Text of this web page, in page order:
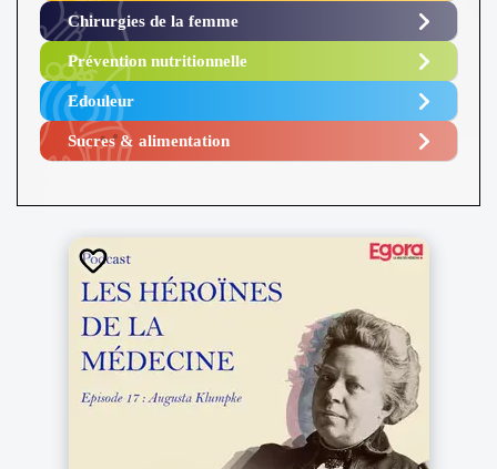
Chirurgies de la femme
Prévention nutritionnelle
Edouleur​
Sucres & alimentation​